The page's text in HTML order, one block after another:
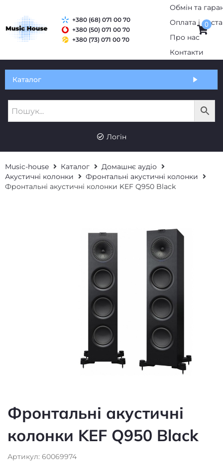
Обмін та гарантія
Про нас
+380 (50) 071 00 70
+380 (73) 071 00 70
0
RU
Логін
Music-house Каталог
Домашнє аудіо
Акустичні колонки
Фронтальні акустичні колонки
Фронтальні акустичні колонки KEF Q950 Black
колонки KEF Q950 Black
Артикул: 60069974